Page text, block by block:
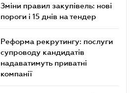
Зміни правил закупівель: нові
пороги і 15 днів на тендер
Реформа рекрутингу: послуги
супроводу кандидатів
надаватимуть приватні
компанії